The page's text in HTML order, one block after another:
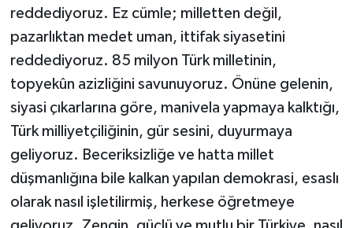
reddediyoruz. Ez cümle; milletten değil,
pazarlıktan medet uman, ittifak siyasetini
reddediyoruz. 85 milyon Türk milletinin,
topyekûn azizliğini savunuyoruz. Önüne gelenin,
siyasi çıkarlarına göre, manivela yapmaya kalktığı,
Türk milliyetçiliğinin, gür sesini, duyurmaya
geliyoruz. Beceriksizliğe ve hatta millet
düşmanlığına bile kalkan yapılan demokrasi, esaslı
olarak nasıl işletilirmiş, herkese öğretmeye